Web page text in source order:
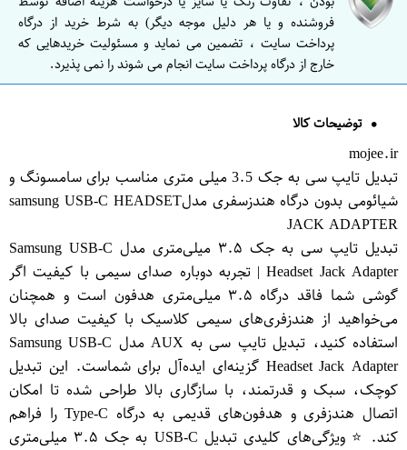
فروشنده و یا هر دلیل موجه دیگر) به شرط خرید از درگاه
پرداخت سایت ، تضمین می نماید و مسئولیت خریدهایی که
خارج از درگاه پرداخت سایت انجام می شوند را نمی پذیرد.
توضیحات کالا
mojee.ir
تبدیل تایپ سی به جک 3.5 میلی متری مناسب برای سامسونگ و
شیائومی بدون درگاه هندزسفری مدلsamsung USB-C HEADSET
JACK ADAPTER
تبدیل تایپ سی به جک ۳.۵ میلی‌متری مدل Samsung USB-C
Headset Jack Adapter | تجربه دوباره صدای سیمی با کیفیت اگر
گوشی شما فاقد درگاه ۳.۵ میلی‌متری هدفون است و همچنان
می‌خواهید از هندزفری‌های سیمی کلاسیک با کیفیت صدای بالا
استفاده کنید، تبدیل تایپ سی به AUX مدل Samsung USB-C
Headset Jack Adapter گزینه‌ای ایده‌آل برای شماست. این تبدیل
کوچک، سبک و قدرتمند، با سازگاری بالا طراحی شده تا امکان
اتصال هندزفری و هدفون‌های قدیمی به درگاه Type-C را فراهم
کند. ⭐ ویژگی‌های کلیدی تبدیل USB-C به جک ۳.۵ میلی‌متری